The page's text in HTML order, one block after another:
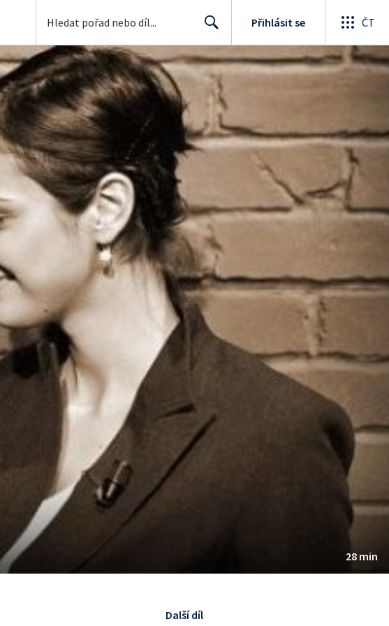
Přihlásit se ČT
28 min
Další díl